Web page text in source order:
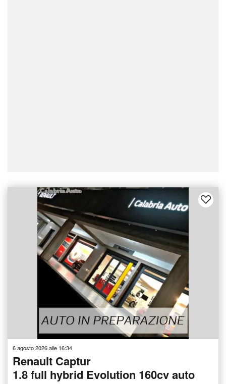
6 agosto 2026 alle 16:34
Renault Captur
1.8 full hybrid Evolution 160cv auto